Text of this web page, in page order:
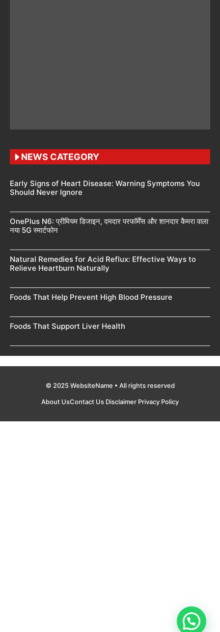
NEWS CATEGORY
Early Signs of Heart Disease: Warning Symptoms You
Should Never Ignore
OnePlus N6: प्रीमियम डिजाइन, दमदार परफॉर्मेंस और शानदार कैमरा वाला
नया 5G स्मार्टफोन
Natural Remedies for Acid Reflux: Effective Ways to
Relieve Heartburn Naturally
Foods That Help Prevent High Blood Pressure
Foods That Support Liver Health
© 2025 WebsiteName • All rights reserved
About UsContact Us Disclaimer Privacy Policy